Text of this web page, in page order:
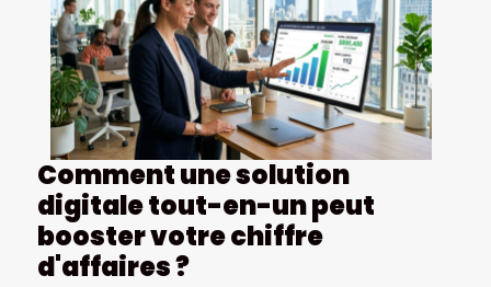
Comment une solution
digitale tout-en-un peut
booster votre chiffre
d'affaires ?